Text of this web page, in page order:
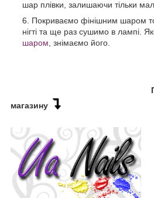
шар плівки, залишаючи тільки
Покриваємо фінішним шаром
нігті та ще раз сушимо в лампі.
шаром , знімаємо його.
магазину